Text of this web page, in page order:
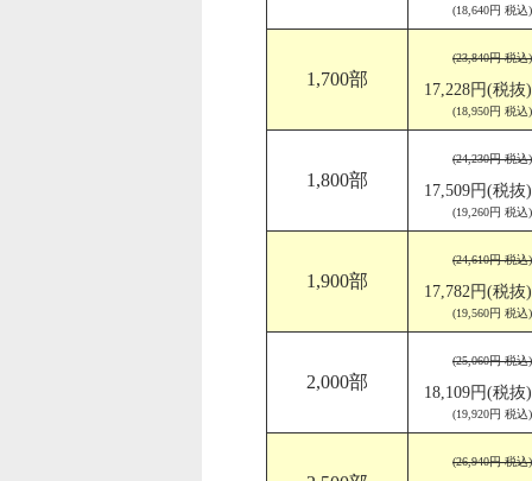
(18,640円 税込)
1,700部
(23,840円 税込)
17,228円(税抜)
(18,950円 税込)
1,800部
(24,230円 税込)
17,509円(税抜)
(19,260円 税込)
1,900部
(24,610円 税込)
17,782円(税抜)
(19,560円 税込)
2,000部
(25,060円 税込)
18,109円(税抜)
(19,920円 税込)
(26,940円 税込)